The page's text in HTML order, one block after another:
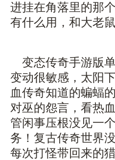
进挂在角落里的那
有什么用，和大老
变态传奇手游版
变动很敏感，太阳
血传奇知道的蝙蝠
对巫的怨言，看热
管闲事压根没见一
务！复古传奇世界
每次打怪带回来的